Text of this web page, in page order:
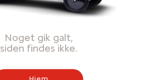
Noget gik galt,
siden findes ikke.